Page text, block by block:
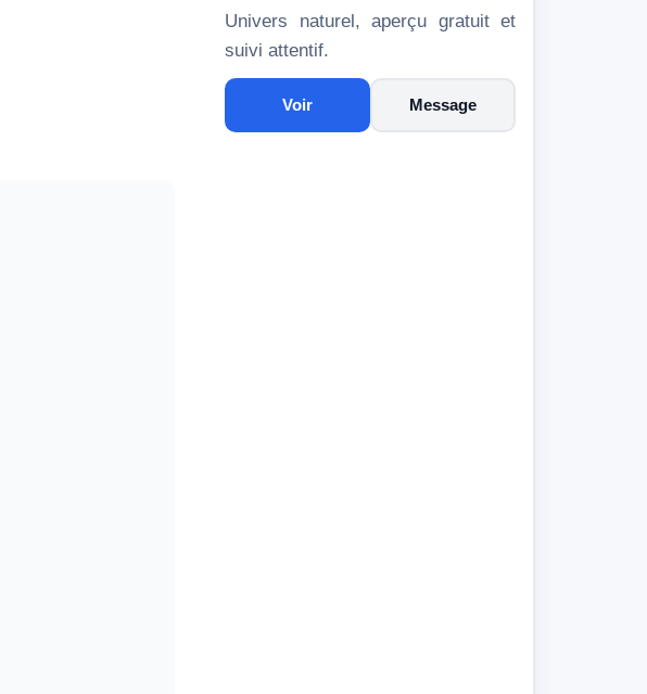
Univers naturel, aperçu gratuit et
suivi attentif.
Voir Message